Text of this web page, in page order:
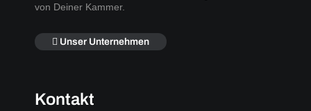
von Deiner Kammer.
Unser Unternehmen
Kontakt